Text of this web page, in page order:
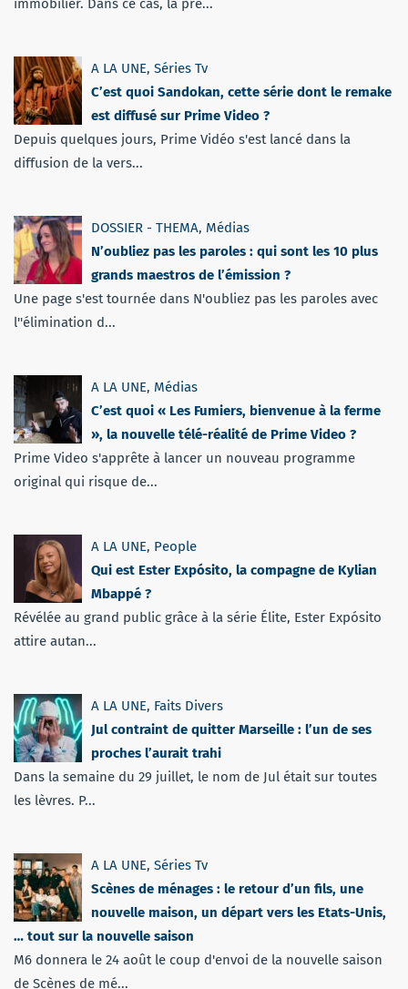
immobilier. Dans ce cas, la pré...
A LA UNE, Séries Tv
C’est quoi Sandokan, cette série dont le remake
est diffusé sur Prime Video ?
Depuis quelques jours, Prime Vidéo s'est lancé dans la
diffusion de la vers...
DOSSIER - THEMA, Médias
N’oubliez pas les paroles : qui sont les 10 plus
grands maestros de l’émission ?
Une page s'est tournée dans N'oubliez pas les paroles avec
l''élimination d...
A LA UNE, Médias
C’est quoi « Les Fumiers, bienvenue à la ferme
», la nouvelle télé-réalité de Prime Video ?
Prime Video s'apprête à lancer un nouveau programme
original qui risque de...
A LA UNE, People
Qui est Ester Expósito, la compagne de Kylian
Mbappé ?
Révélée au grand public grâce à la série Élite, Ester Expósito
attire autan...
A LA UNE, Faits Divers
Jul contraint de quitter Marseille : l’un de ses
proches l’aurait trahi
Dans la semaine du 29 juillet, le nom de Jul était sur toutes
les lèvres. P...
A LA UNE, Séries Tv
Scènes de ménages : le retour d’un fils, une
nouvelle maison, un départ vers les Etats-Unis,
… tout sur la nouvelle saison
M6 donnera le 24 août le coup d'envoi de la nouvelle saison
de Scènes de mé...